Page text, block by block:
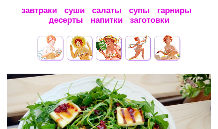
завтраки суши салаты супы
гарниры
десерты
напитки заготовки